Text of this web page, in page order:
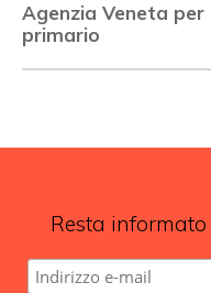
Agenzia Veneta
primario
Resta informato